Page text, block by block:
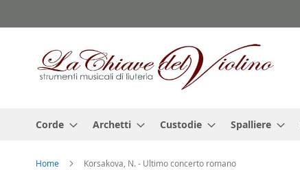
al
Corde Archetti Custodie Spalliere
Home Korsakova, N. - Ultimo concerto romano